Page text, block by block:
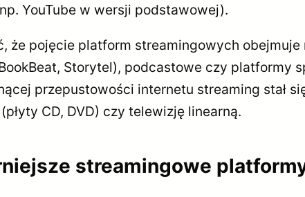
YouTube w wersji podstawowej).
że pojęcie platform streamingowych
Storytel), podcastowe czy
przepustowości internetu streaming stał
CD, DVD) czy telewizję linearną.
streamingowe